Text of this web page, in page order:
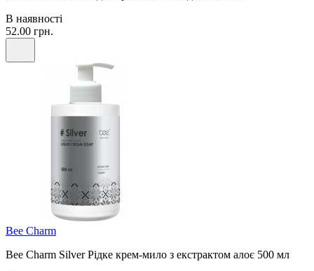
В наявності
52.00 грн.
Bee Сharm
Bee Charm Silver Рідке крем-мило з екстрактом алоє 500 мл